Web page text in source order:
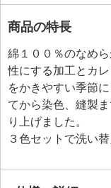
商品の特長
綿１００％のなめ
性にする加工とカ
をかきやすい季節
てから染色、縫製
り上げました。
３色セットで洗い替